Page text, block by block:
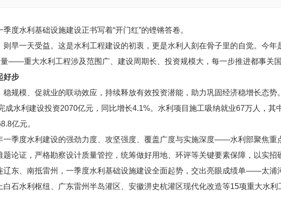
度水利基础设施建设正书写着“开门红”的铿锵答卷。
早一天受益。这是水利工程建设的初衷，更是水利人刻在骨子里的自觉。今年
量——重大水利工程涉及范围广、建设周期长、投资规模大，每一步推进都事关
好步
稳规模、促就业的联动效应，持续释放有效投资潜能，助力巩固经济稳增长态
成水利建设投资2070亿元，同比增长4.1%。水利项目施工吸纳就业67万人，其
亿元。
一季度水利建设的强劲力度、攻坚强度、覆盖广度与实施深度——水利部聚焦重
论证，严格勘察设计质量管控，统筹做好用地、环评等关键要素保障，以实招
辽东、南抵雷州，一季度水利基础设施建设全面起势，交出亮眼成绩单——太浦
石水利枢纽、广东雷州半岛灌区、安徽淠史杭灌区现代化改造等15项重大水